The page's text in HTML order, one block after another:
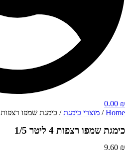
0.00 ₪
Home
/ מוצרי כימגת/ כימגת שמפו רצפות 4 ליטר 1/5
כימגת שמפו רצפות 4 ליטר 1/5
9.60 ₪